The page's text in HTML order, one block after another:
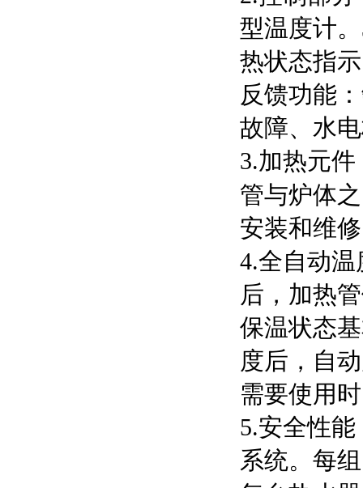
型温度计
热状态指
反馈功能
故障、水
3.加热元
管与炉体
安装和维
4.全自动
后，加热
保温状态
度后，自
需要使用
5.安全性
系统。每